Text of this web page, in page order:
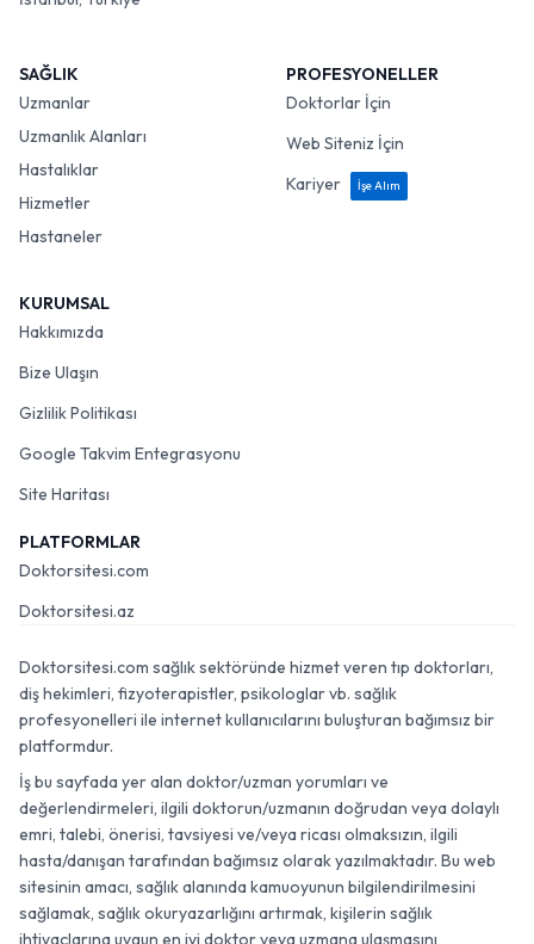
SAĞLIK
Uzmanlar
Uzmanlık Alanları
Hastalıklar
Hizmetler
Hastaneler
PROFESYONELLER
Doktorlar İçin
Web Siteniz İçin
Kariyer
İşe Alım
KURUMSAL
Hakkımızda
Bize Ulaşın
Gizlilik Politikası
Google Takvim Entegrasyonu
Site Haritası
PLATFORMLAR
Doktorsitesi.com
Doktorsitesi.az
Doktorsitesi.com sağlık sektöründe hizmet veren tıp doktorları,
diş hekimleri, fizyoterapistler, psikologlar vb. sağlık
profesyonelleri ile internet kullanıcılarını buluşturan bağımsız bir
platformdur.
İş bu sayfada yer alan doktor/uzman yorumları ve
değerlendirmeleri, ilgili doktorun/uzmanın doğrudan veya dolaylı
emri, talebi, önerisi, tavsiyesi ve/veya ricası olmaksızın, ilgili
hasta/danışan tarafından bağımsız olarak yazılmaktadır. Bu web
sitesinin amacı, sağlık alanında kamuoyunun bilgilendirilmesini
sağlamak, sağlık okuryazarlığını artırmak, kişilerin sağlık
ihtiyaçlarına uygun en iyi doktor veya uzmana ulaşmasını